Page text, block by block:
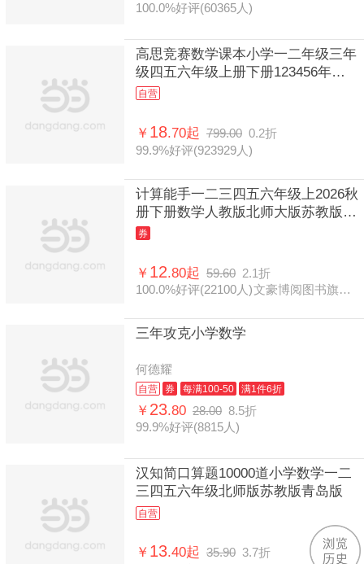
100.0%好评(60365人)
高思竞赛数学课本小学一二年级三年
级四五六年级上册下册123456年级
奥数小丛书小蓝本高思导引学校竞赛
自营
￥ 18.70起 799.00 0.2折
99.9%好评(923929人)
计算能手一二三四五六年级上2026秋
册下册数学人教版北师大版苏教版北
京版
券
￥ 12.80起 59.60 2.1折
100.0%好评(22100人)
文豪博阅图书旗舰店
三年攻克小学数学
何德耀
自营 券 每满100-50 满1件6折
￥ 23.80 28.00 8.5折
99.9%好评(8815人)
汉知简口算题10000道小学数学一二
三四五六年级北师版苏教版青岛版
自营
￥ 13.40起 35.90 3.7折